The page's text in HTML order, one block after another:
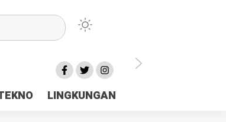
LINGKUNGAN
Papua
Miliar Disorot